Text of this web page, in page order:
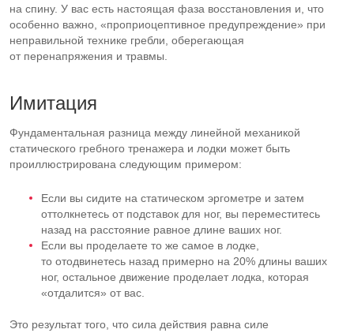
на спину. У вас есть настоящая фаза восстановления и, что
особенно важно, «проприоцептивное предупреждение» при
неправильной технике гребли, оберегающая
от перенапряжения и травмы.
Имитация
Фундаментальная разница между линейной механикой
статического гребного тренажера и лодки может быть
проиллюстрирована следующим примером:
Если вы сидите на статическом эргометре и затем
оттолкнетесь от подставок для ног, вы переместитесь
назад на расстояние равное длине ваших ног.
Если вы проделаете то же самое в лодке,
то отодвинетесь назад примерно на 20% длины ваших
ног, остальное движение проделает лодка, которая
«отдалится» от вас.
Это результат того, что сила действия равна силе